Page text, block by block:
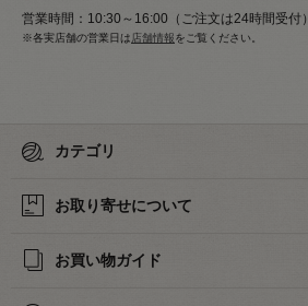
営業時間：10:30～16:00（ご注文は24時間受付）
※各実店舗の営業日は 店舗情報をご覧ください。
カテゴリ
お取り寄せについて
お買い物ガイド